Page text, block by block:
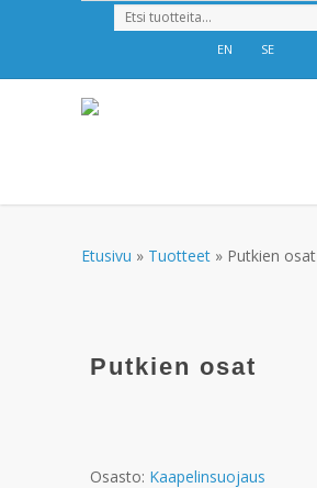
EN SE
Etusivu » Tuotteet » Putkien osat
Putkien osat
Osasto: Kaapelinsuojaus